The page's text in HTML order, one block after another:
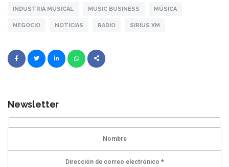
INDUSTRIA MUSICAL MUSIC BUSINESS MÚSICA
NEGOCIO NOTICIAS RADIO SIRIUS XM
Newsletter